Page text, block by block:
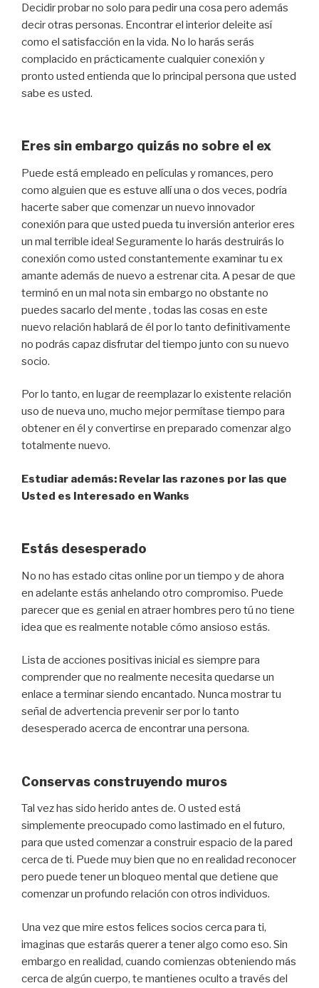
Decidir probar no solo para pedir una cosa pero además
decir otras personas. Encontrar el interior deleite así
como el satisfacción en la vida. No lo harás serás
complacido en prácticamente cualquier conexión y
pronto usted entienda que lo principal persona que usted
sabe es usted.
Eres sin embargo quizás no sobre el ex
Puede está empleado en películas y romances, pero
como alguien que es estuve allí una o dos veces, podría
hacerte saber que comenzar un nuevo innovador
conexión para que usted pueda tu inversión anterior eres
un mal terrible idea! Seguramente lo harás destruirás lo
conexión como usted constantemente examinar tu ex
amante ​​además de nuevo a estrenar cita. A pesar de que
terminó en un mal nota sin embargo no obstante no
puedes sacarlo del mente , todas las cosas en este
nuevo relación hablará de él por lo tanto definitivamente
no podrás capaz disfrutar del tiempo junto con su nuevo
socio.
Por lo tanto, en lugar de reemplazar lo existente relación
uso de nueva uno, mucho mejor permítase tiempo para
obtener en él y convertirse en preparado comenzar algo
totalmente nuevo.
Estudiar además: Revelar las razones por las que
Usted es Interesado en Wanks
Estás desesperado
No no has estado citas online por un tiempo y de ahora
en adelante estás anhelando otro compromiso. Puede
parecer que es genial en atraer hombres pero tú no tiene
idea que es realmente notable cómo ansioso estás.
Lista de acciones positivas inicial es siempre para
comprender que no realmente necesita quedarse un
enlace a terminar siendo encantado. Nunca mostrar tu
señal de advertencia prevenir ser por lo tanto
desesperado acerca de encontrar una persona.
Conservas construyendo muros
Tal vez has sido herido antes de. O usted está
simplemente preocupado como lastimado en el futuro,
para que usted comenzar a construir espacio de la pared
cerca de ti. Puede muy bien que no en realidad reconocer
pero puede tener un bloqueo mental que detiene que
comenzar un profundo relación con otros individuos.
Una vez que mire estos felices socios cerca para ti,
imaginas que estarás querer a tener algo como eso. Sin
embargo en realidad, cuando comienzas obteniendo más
cerca de algún cuerpo, te mantienes oculto a través del